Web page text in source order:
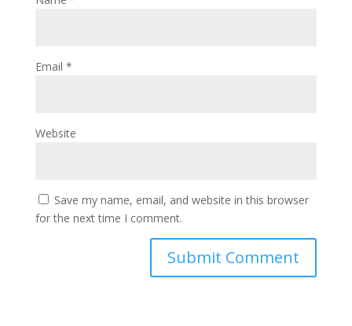
Email *
Website
Save my name, email, and website in this browser
for the next time I comment.